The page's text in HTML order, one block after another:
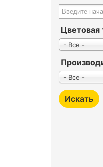
Цветовая
- Все -
- Все -